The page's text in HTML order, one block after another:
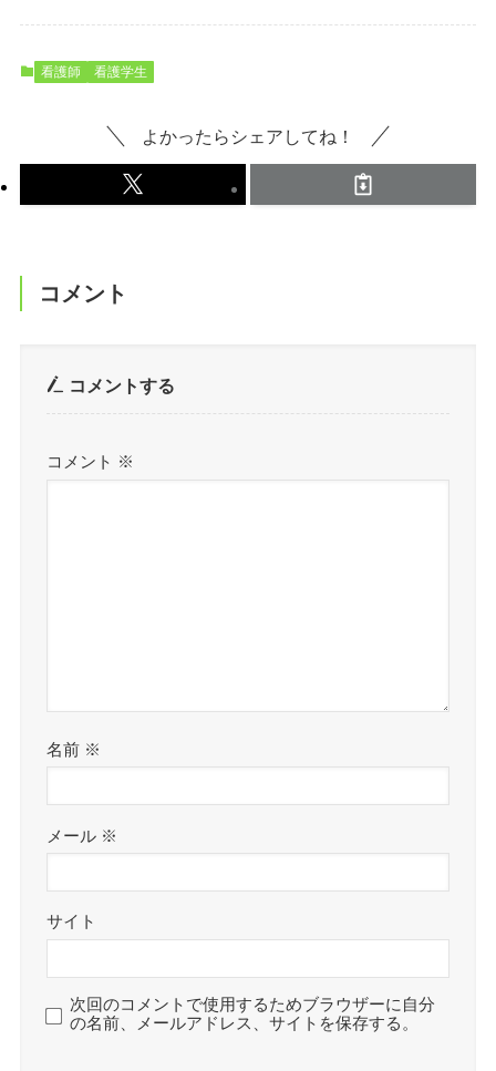
看護師 看護学生
よかったらシェアしてね！
コメント
コメントする
コメント ※
名前 ※
メール ※
サイト
次回のコメントで使用するためブラウザーに自分
の名前、メールアドレス、サイトを保存する。